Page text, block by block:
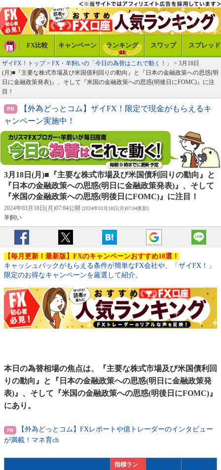
FX比較 キャンペーン ランキング スワップ スプレッド
ザイFX！トップ> FX・羊飼いの「今日の為替はこれで動く！」
> 3月18日
(月)■『主要な株式市場及び米国債利回りの動向』と『日本の金融政策への思惑(明
日に金融政策発表)』、そして『米国の金融政策への思惑(明後日にFOMC)』に注
目！
【外為どっとコム】ザイFX！限定で現金がもらえるキ
ャンペーン実施中！
3月18日(月)■『主要な株式市場及び米国債利回りの動向』と
『日本の金融政策への思惑(明日に金融政策発表)』、そして
『米国の金融政策への思惑(明後日にFOMC)』に注目！
2024年03月18日(月)07:04公開 [2024年03月18日(月)07:04更新]
羊飼い
【毎月更新！最新版】FXのキャンペーンおすすめ10選！
キャッシュバックがもらえる条件が簡単なFX会社や、「ザイFX！」
限定のお得なキャンペーンを厳選して紹介。
本日の為替相場の焦点は、『主要な株式市場及び米国債利回
りの動向』と『日本の金融政策への思惑(明日に金融政策発
表)』、そして『米国の金融政策への思惑(明後日にFOMC)』
にあり。
【外為どっとコム】FXレポートや億トレーダーのインタビュー
が満載！マネ育ch
指標ラン